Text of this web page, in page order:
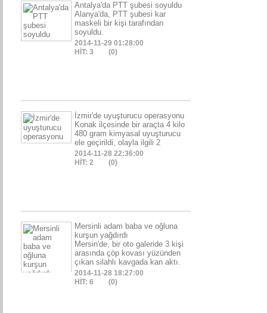
Antalya'da PTT şubesi soyuldu
Alanya'da, PTT şubesi kar
maskeli bir kişi tarafından
soyuldu.
2014-11-29 01:28:00
HİT: 3
(0)
İzmir'de uyuşturucu operasyonu
Konak ilçesinde bir araçta 4 kilo
480 gram kimyasal uyuşturucu
ele geçirildi, olayla ilgili 2
2014-11-28 22:36:00
HİT: 2
(0)
Mersinli adam baba ve oğluna
kurşun yağdırdı
Mersin'de, bir oto galeride 3 kişi
arasında çöp kovası yüzünden
çıkan silahlı kavgada kan aktı.
2014-11-28 18:27:00
HİT: 6
(0)